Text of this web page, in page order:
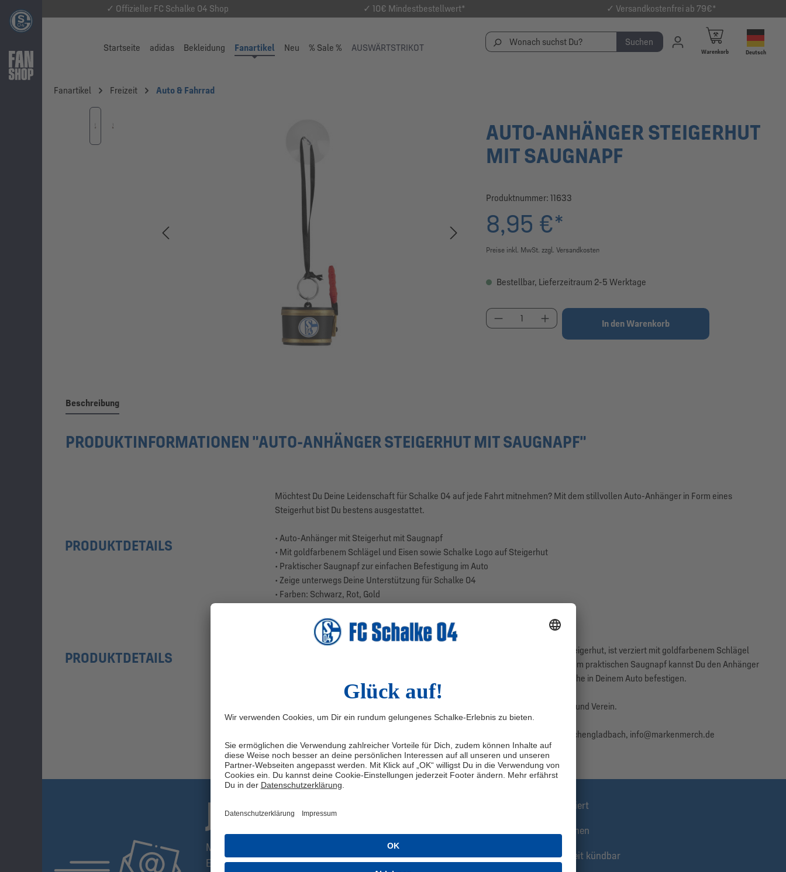
✓ Offizieller FC Schalke 04 Shop ✓ 10€ Mindestbestellwert* ✓ Versandkostenfrei ab 79€*
Startseite adidas Bekleidung Fanartikel Neu % Sale % AUSWÄRTSTRIKOT
Suchen
Warenkorb Deutsch
Fanartikel Freizeit Auto & Fahrrad
Bildergalerie überspringen
AUTO-ANHÄNGER STEIGERHUT
MIT SAUGNAPF
Produktnummer:11633
8,95 €*
Preise inkl. MwSt. zzgl. Versandkosten
Bestellbar, Lieferzeitraum 2-5 Werktage
Produkt Anzahl: Gib den gewünschten Wert ein oder
In den Warenkorb
Beschreibung
PRODUKTINFORMATIONEN "AUTO-ANHÄNGER STEIGERHUT MIT SAUGNAPF"
Möchtest Du Deine Leidenschaft für Schalke 04 auf jede Fahrt mitnehmen? Mit dem stillvollen Auto-Anhänger in Form eines
Steigerhut bist Du bestens ausgestattet.
PRODUKTDETAILS
• Auto-Anhänger mit Steigerhut mit Saugnapf
• Mit goldfarbenem Schlägel und Eisen sowie Schalke Logo auf Steigerhut
• Praktischer Saugnapf zur einfachen Befestigung im Auto
• Zeige unterwegs Deine Unterstützung für Schalke 04
• Farben: Schwarz, Rot, Gold
• Größe: 5 x 5 x 18,5 cm
PRODUKTDETAILS
Der Auto-Anhänger ist die perfekte Wahl für jeden Schalke-Fan! Der schwarze Steigerhut, ist verziert mit goldfarbenem Schlägel
und Eisen auf der einen Seite und dem Schalke Logo auf der anderen Seite. Mit dem praktischen Saugnapf kannst Du den Anhänger
einfach und sicher an der Windschutzscheibe oder einer anderen glatten Oberfläche in Deinem Auto befestigen.
Hol Dir jetzt den Auto-Anhänger und zeige bei jeder Fahrt Deine Liebe zu Tradition und Verein.
Herstellerangaben: MARKENmerch GmbH & Co. KG, Hehner Str. 105, 41069 Mönchengladbach, info@markenmerch.de
JETZT ANMELDEN!
Mit dem S04-Newsletter informieren wir Dich immer als
Erstes über neue Artikel, Rabattaktionen sowie
Bestens informiert
Exklusive Aktionen
Gratis & jederzeit kündbar